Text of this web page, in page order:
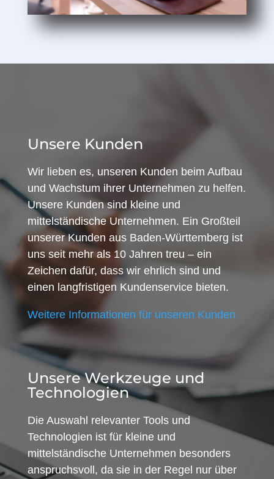
Unsere Kunden
Wir lieben es, unseren Kunden beim Aufbau
und Wachstum ihrer Unternehmen zu helfen.
Unsere Kunden sind kleine und
mittelständische Unternehmen. Ein Großteil
unserer Kunden aus Baden-Württemberg ist
uns seit mehr als 10 Jahren treu – ein
Zeichen dafür, dass wir ehrlich sind und
einen langfristigen Kundenservice bieten.
Weitere Informationen für unseren Kunden
Unsere Werkzeuge und
Technologien
Die Auswahl relevanter Tools und
Technologien ist für kleine und
mittelständische Unternehmen besonders
anspruchsvoll, da sie in der Regel nur über